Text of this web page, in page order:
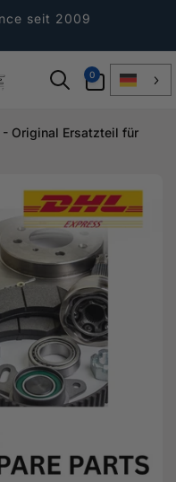
seit 2009
0
Artikel
- Original Ersatzteil für